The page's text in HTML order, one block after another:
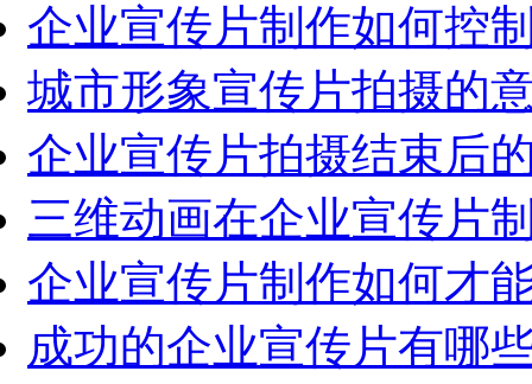
企业宣传片制作如何控
城市形象宣传片拍摄的
企业宣传片拍摄结束后
三维动画在企业宣传片
企业宣传片制作如何才
成功的企业宣传片有哪